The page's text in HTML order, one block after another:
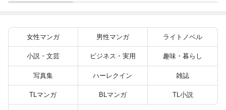
バーと世界に復讐＆
『ざまぁ！』します！
（２３）
女性マンガ 男性マンガ ライトノベル
小説・文芸 ビジネス・実用 趣味・暮らし
写真集 ハーレクイン 雑誌
TLマンガ BLマンガ TL小説